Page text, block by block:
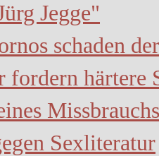
Jegge"
schaden
fordern härtere
Sexliteratur